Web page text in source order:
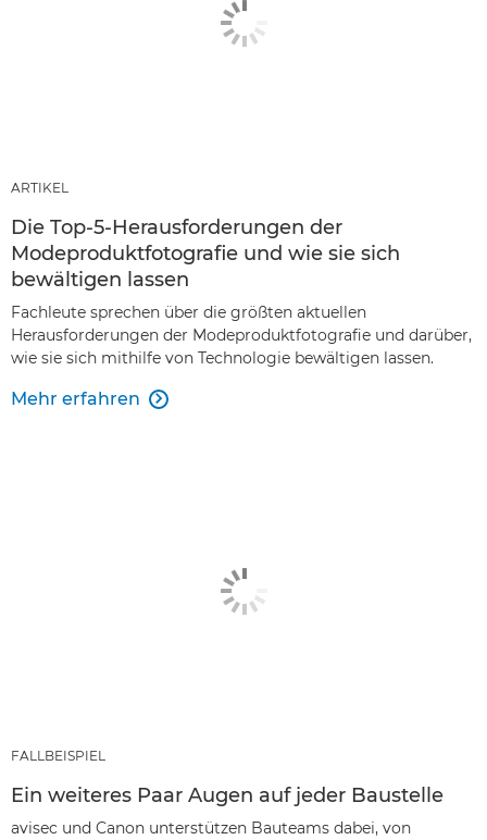
ARTIKEL
Die Top-5-Herausforderungen der
Modeproduktfotografie und wie sie sich
bewältigen lassen
Fachleute sprechen über die größten aktuellen
Herausforderungen der Modeproduktfotografie und darüber,
wie sie sich mithilfe von Technologie bewältigen lassen.
Mehr erfahren 
FALLBEISPIEL
Ein weiteres Paar Augen auf jeder Baustelle
avisec und Canon unterstützen Bauteams dabei, von